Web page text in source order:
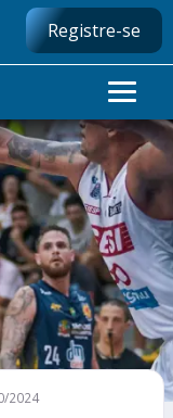
Registre-se
2024